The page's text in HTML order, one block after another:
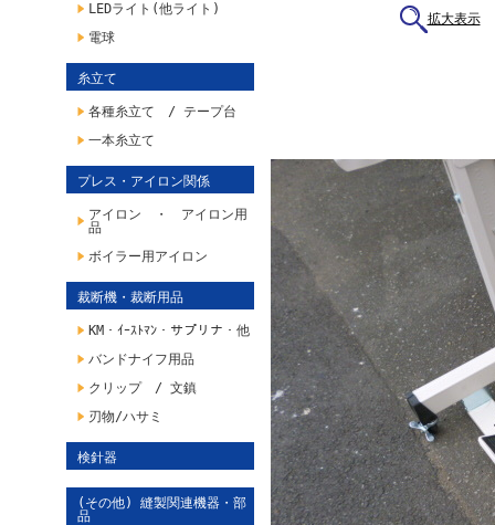
LEDライト(他ライト)
電球
糸立て
各種糸立て / テープ台
一本糸立て
プレス・アイロン関係
アイロン ・ アイロン用
品
ボイラー用アイロン
裁断機・裁断用品
KM・ｲｰｽﾄﾏﾝ・サプリナ・他
バンドナイフ用品
クリップ / 文鎮
刃物/ハサミ
検針器
(その他) 縫製関連機器・部
品
拡大表示